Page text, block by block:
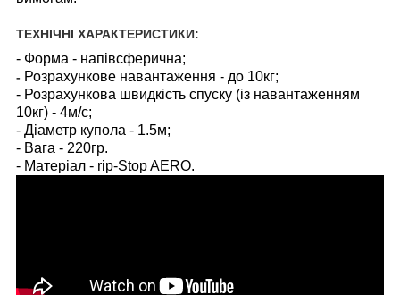
ТЕХНІЧНІ ХАРАКТЕРИСТИКИ:
- Форма - напівсферична;
- Розрахункове навантаження - до 10кг;
- Розрахункова швидкість спуску (із навантаженням
10кг) - 4м/с;
- Діаметр купола - 1.5м;
- Вага - 220гр.
- Матеріал - rip-Stop AERO.